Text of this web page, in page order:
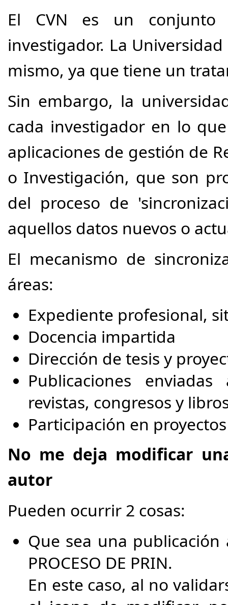
El CVN es un conjunto
investigador. La
mismo, ya que tiene un
Sin embargo, la
cada investigador en lo
aplicaciones de gestión de
o Investigación, que son
del proceso de
aquellos datos nuevos o
El mecanismo de
áreas:
Expediente profesional,
Docencia impartida
Dirección de tesis y
Publicaciones
revistas, congresos y
Participación en
No me deja modificar
autor
Pueden ocurrir 2 cosas:
Que sea una publicación
PROCESO DE PRIN.
En este caso, al no